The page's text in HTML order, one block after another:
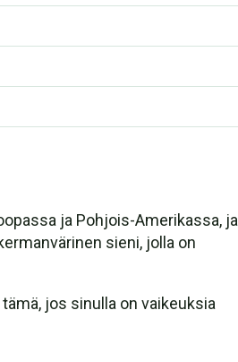
ja Pohjois-Amerikassa, ja
sieni, jolla on
jos sinulla on vaikeuksia